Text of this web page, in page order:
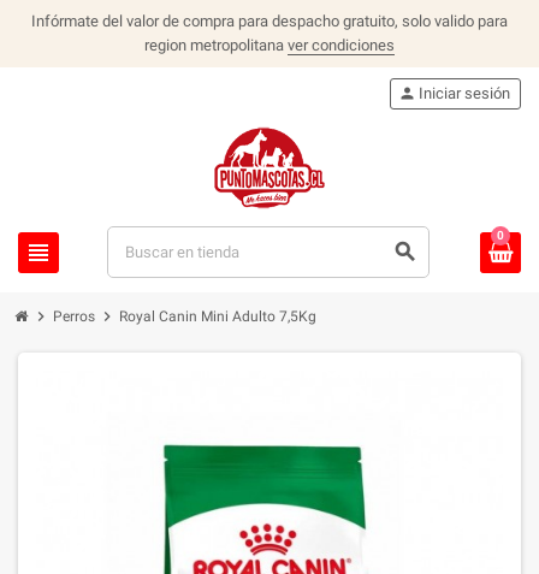
Infórmate del valor de compra para despacho gratuito, solo valido para
region metropolitana ver condiciones
view_headline search
person Iniciar sesión
0
chevron_right Perros chevron_right Royal Canin Mini Adulto 7,5Kg